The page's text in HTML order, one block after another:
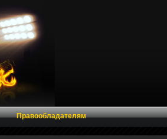
Правообладателям